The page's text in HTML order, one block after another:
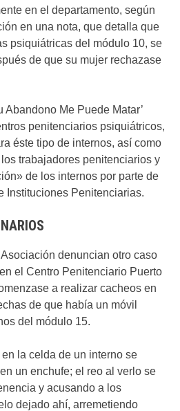
en el departamento, según
en una nota, que detalla que
psiquiátricas del módulo 10, se
de que su mujer rechazase
Abandono Me Puede Matar’
penitenciarios psiquiátricos,
éste tipo de internos, así como
trabajadores penitenciarios y
de los internos por parte de
Instituciones Penitenciarias.
denuncian otro caso
el Centro Penitenciario Puerto
a realizar cacheos en
de que había un móvil
del módulo 15.
la celda de un interno se
un enchufe; el reo al verlo se
y acusando a los
dejado ahí, arremetiendo